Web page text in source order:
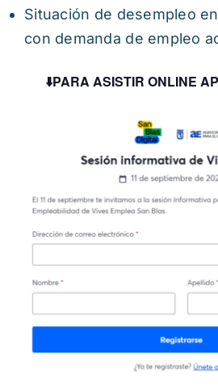
Situación de desempleo
con demanda de empleo
⬇️PARA ASISTIR ONLINE